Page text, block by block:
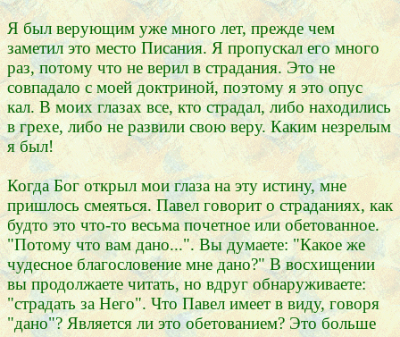
Я был верующим уже много лет, прежде чем
заметил это место Писания. Я пропускал его много
раз, потому что не верил в страдания. Это не
совпадало с моей доктриной, поэтому я это опус
кал. В моих глазах все, кто страдал, либо находились
в грехе, либо не развили свою веру. Каким незрелым
я был!
Когда Бог открыл мои глаза на эту истину, мне
пришлось смеяться. Павел говорит о страданиях, как
будто это что-то весьма почетное или обетованное.
"Потому что вам дано...". Вы думаете: "Какое же
чудесное благословение мне дано?" В восхищении
вы продолжаете читать, но вдруг обнаруживаете:
"страдать за Него". Что Павел имеет в виду, говоря
"дано"? Является ли это обетованием? Это больше